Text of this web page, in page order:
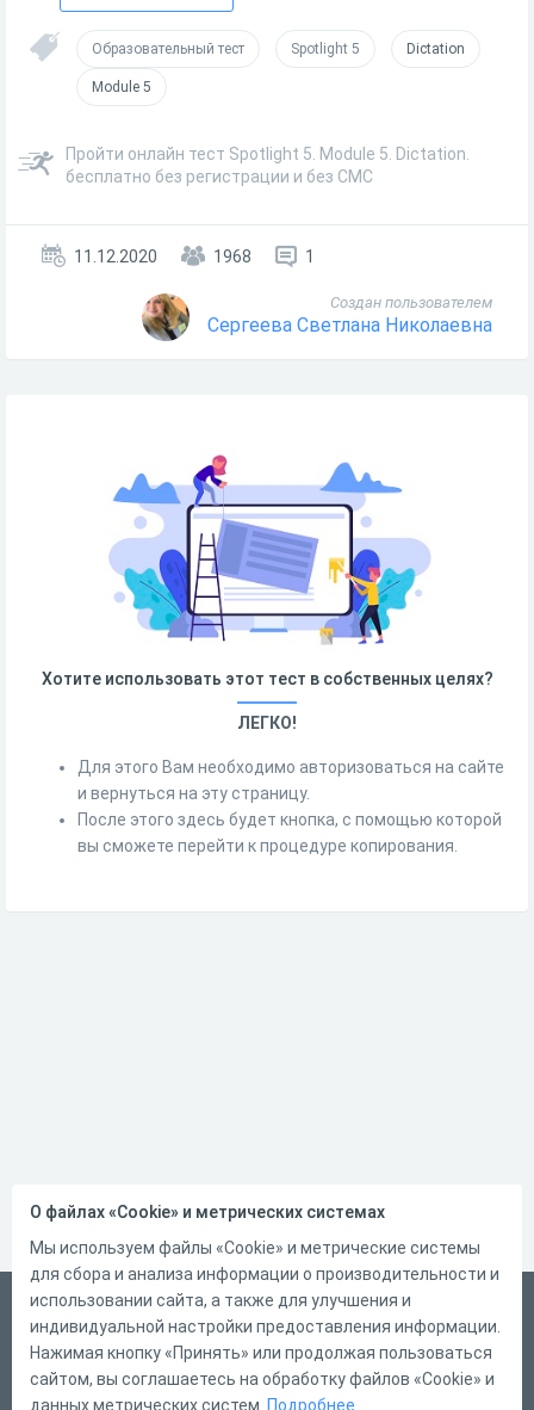
Образовательный тест Spotlight 5 Dictation
Module 5
Пройти онлайн тест Spotlight 5. Module 5. Dictation.
бесплатно без регистрации и без СМС
11.12.2020 1968 1
Создан пользователем
Сергеева Светлана Николаевна
Хотите использовать этот тест в собственных целях?
ЛЕГКО!
Для этого Вам необходимо авторизоваться на сайте
и вернуться на эту страницу.
После этого здесь будет кнопка, с помощью которой
вы сможете перейти к процедуре копирования.
Русский
Справка
Форма обратной связи
О файлах «Cookie» и метрических системах
Мы используем файлы «Cookie» и метрические системы
для сбора и анализа информации о производительности и
использовании сайта, а также для улучшения и
индивидуальной настройки предоставления информации.
Нажимая кнопку «Принять» или продолжая пользоваться
сайтом, вы соглашаетесь на обработку файлов «Cookie» и
данных метрических систем. Подробнее